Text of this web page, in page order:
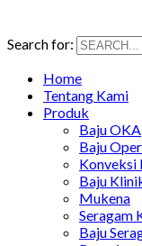
Search for:
Home
Tentang Kami
Produk
Baju OKA
Baju
Konveksi
Baju
Mukena
Seragam
Baju